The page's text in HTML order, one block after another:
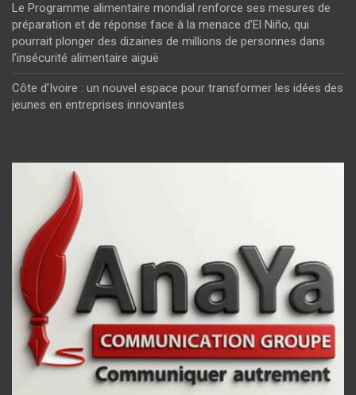
Le Programme alimentaire mondial renforce ses mesures de
préparation et de réponse face à la menace d’El Niño, qui
pourrait plonger des dizaines de millions de personnes dans
l’insécurité alimentaire aiguë
Côte d’Ivoire : un nouvel espace pour transformer les idées des
jeunes en entreprises innovantes